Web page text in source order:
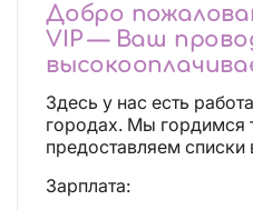
Добро
VIP — Ваш
Здесь у нас есть
городах. Мы гордимся
предоставляем списки
Зарплата: